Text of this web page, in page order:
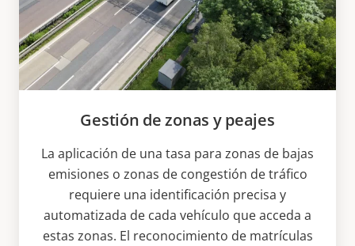
Gestión de zonas y peajes
La aplicación de una tasa para zonas de bajas
emisiones o zonas de congestión de tráfico
requiere una identificación precisa y
automatizada de cada vehículo que acceda a
estas zonas. El reconocimiento de matrículas